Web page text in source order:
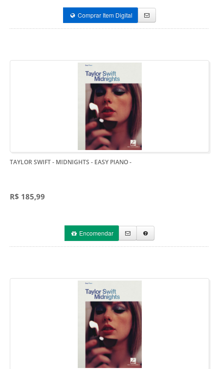
Comprar Item Digital
TAYLOR SWIFT - MIDNIGHTS - EASY PIANO-
R$ 185,99
Encomendar